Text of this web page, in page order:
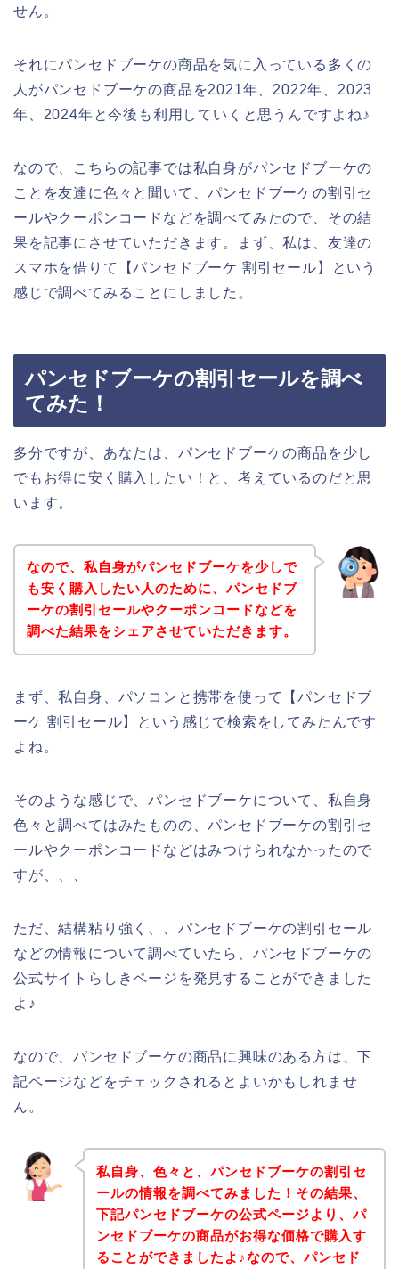
せん。
それにパンセドブーケの商品を気に入っている多くの
人がパンセドブーケの商品を2021年、2022年、2023
年、2024年と今後も利用していくと思うんですよね♪
なので、こちらの記事では私自身がパンセドブーケの
ことを友達に色々と聞いて、パンセドブーケの割引セ
ールやクーポンコードなどを調べてみたので、その結
果を記事にさせていただきます。まず、私は、友達の
スマホを借りて【パンセドブーケ 割引セール】という
感じで調べてみることにしました。
パンセドブーケの割引セールを調べ
てみた！
多分ですが、あなたは、パンセドブーケの商品を少し
でもお得に安く購入したい！と、考えているのだと思
います。
なので、私自身がパンセドブーケを少しで
も安く購入したい人のために、パンセドブ
ーケの割引セールやクーポンコードなどを
調べた結果をシェアさせていただきます。
まず、私自身、パソコンと携帯を使って【パンセドブ
ーケ 割引セール】という感じで検索をしてみたんです
よね。
そのような感じで、パンセドブーケについて、私自身
色々と調べてはみたものの、パンセドブーケの割引セ
ールやクーポンコードなどはみつけられなかったので
すが、、、
ただ、結構粘り強く、、パンセドブーケの割引セール
などの情報について調べていたら、パンセドブーケの
公式サイトらしきページを発見することができました
よ♪
なので、パンセドブーケの商品に興味のある方は、下
記ページなどをチェックされるとよいかもしれませ
ん。
私自身、色々と、パンセドブーケの割引セ
ールの情報を調べてみました！その結果、
下記パンセドブーケの公式ページより、パ
ンセドブーケの商品がお得な価格で購入す
ることができましたよ♪なので、パンセド